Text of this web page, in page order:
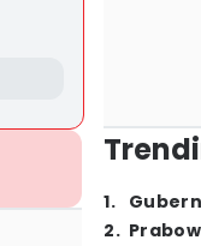
1.
2.